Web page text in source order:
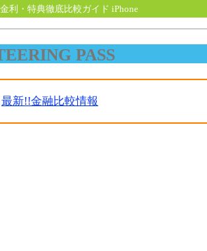
金利・特典徹底比較ガイド iPhone
PASS
最新!!金融比較情報